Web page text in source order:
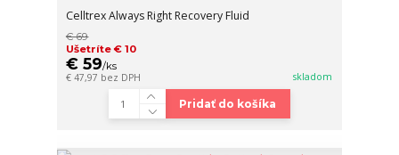
Celltrex Always Right Recovery Fluid
€ 69
Ušetríte € 10
€ 59/ks
€ 47,97 bez DPH skladom
Pridať do košíka